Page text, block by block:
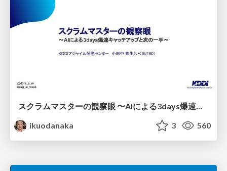
ikuodanaka
3 560